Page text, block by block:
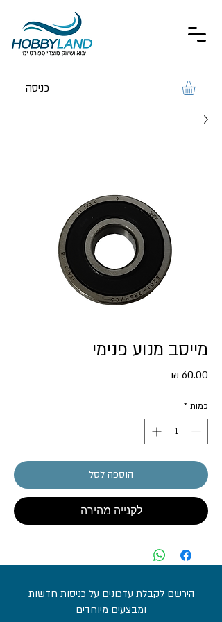
כניסה
מייסב מנוע פנימי
כמות *
הוספה לסל
לקנייה מהירה
הירשם לקבלת עדכונים על כניסות חדשות
ומבצעים מיוחדים